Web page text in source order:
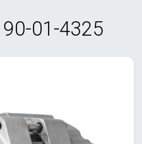
90-01-4325